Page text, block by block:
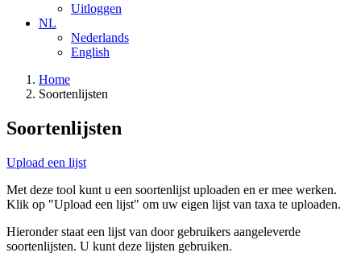
Uitloggen
NL
Nederlands
English
Home
Soortenlijsten
Soortenlijsten
Upload een lijst
Met deze tool kunt u een soortenlijst uploaden en er mee werken.
Klik op "Upload een lijst" om uw eigen lijst van taxa te uploaden.
Hieronder staat een lijst van door gebruikers aangeleverde
soortenlijsten. U kunt deze lijsten gebruiken.